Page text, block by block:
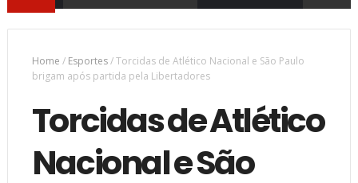
Home / Esportes/Torcidas de Atlético Nacional e São Paulo
brigam após partida pela Libertadores
Torcidas de Atlético
Nacional e São